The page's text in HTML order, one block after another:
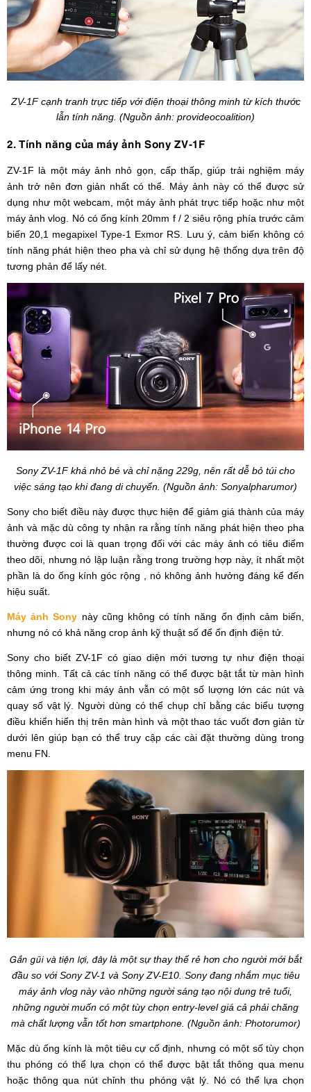
ZV-1F cạnh tranh trực tiếp với điện thoại thông minh từ kích thước
lẫn tính năng. (Nguồn ảnh: provideocoalition)
2. Tính năng của máy ảnh Sony ZV-1F
ZV-1F là một máy ảnh nhỏ gọn, cấp thấp, giúp trải nghiệm máy
ảnh trở nên đơn giản nhất có thể. Máy ảnh này có thể được sử
dụng như một webcam, một máy ảnh phát trực tiếp hoặc như một
máy ảnh vlog. Nó có ống kính 20mm f / 2 siêu rộng phía trước cảm
biến 20,1 megapixel Type-1 Exmor RS. Lưu ý, cảm biến không có
tính năng phát hiện theo pha và chỉ sử dụng hệ thống dựa trên độ
tương phản để lấy nét.
Sony ZV-1F khá nhỏ bé và chỉ nặng 229g, nên rất dễ bỏ túi cho
việc sáng tạo khi đang di chuyển. (Nguồn ảnh: Sonyalpharumor)
Sony cho biết điều này được thực hiện để giảm giá thành của máy
ảnh và mặc dù công ty nhận ra rằng tính năng phát hiện theo pha
thường được coi là quan trọng đối với các máy ảnh có tiêu điểm
theo dõi, nhưng nó lập luận rằng trong trường hợp này, ít nhất một
phần là do ống kính góc rộng , nó không ảnh hưởng đáng kể đến
hiệu suất.
Máy ảnh Sony này cũng không có tính năng ổn định cảm biến,
nhưng nó có khả năng crop ảnh kỹ thuật số để ổn định điện tử.
Sony cho biết ZV-1F có giao diện mới tương tự như điện thoại
thông minh. Tất cả các tính năng có thể được bật tắt từ màn hình
cảm ứng trong khi máy ảnh vẫn có một số lượng lớn các nút và
quay số vật lý. Người dùng có thể chụp chỉ bằng các biểu tượng
điều khiển hiển thị trên màn hình và một thao tác vuốt đơn giản từ
dưới lên giúp bạn có thể truy cập các cài đặt thường dùng trong
menu FN.
Gần gũi và tiện lợi, đâylà một sự thay thế rẻ hơn cho người mới bắt
đầu so với Sony ZV-1 và Sony ZV-E10. Sony đang nhắm mục tiêu
máy ảnh vlog này vào những người sáng tạo nội dung trẻ tuổi,
những người muốn có một tùy chọn entry-level giá cả phải chăng
mà chất lượng vẫn tốt hơn smartphone. (Nguồn ảnh: Photorumor)
Mặc dù ống kính là một tiêu cự cố định, nhưng có một số tùy chọn
thu phóng có thể lựa chọn có thể được bật tắt thông qua menu
hoặc thông qua nút chỉnh thu phóng vật lý. Nó có thể lựa chọn